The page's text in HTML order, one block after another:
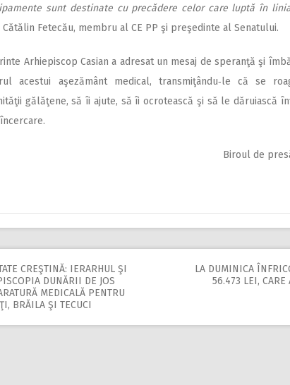
sunt destinate cu precădere celor care luptă în
Fetecău, membru al CE PP şi preşedinte al Senatului.
Arhiepiscop Casian a adresat un mesaj de speranţă şi
acestui aşezământ medical, transmiţându‑le că se
gălăţene, să îi ajute, să îi ocrotească şi să le dăruiască
Biroul de
CREŞTINĂ: IERARHUL ŞI
DUNĂRII DE JOS
MEDICALĂ PENTRU
BRĂILA ŞI TECUCI
LA DUMINICA
56.473 LEI, CARE